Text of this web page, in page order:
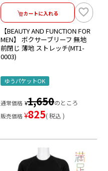
カートに入れる
【BEAUTY AND FUNCTION FOR
MEN】 ボクサーブリーフ 無地
前閉じ 薄地 ストレッチ(MT1-
0003)
ゆうパケットOK
通常価格 ¥1,650のところ
販売価格 ¥825 税込